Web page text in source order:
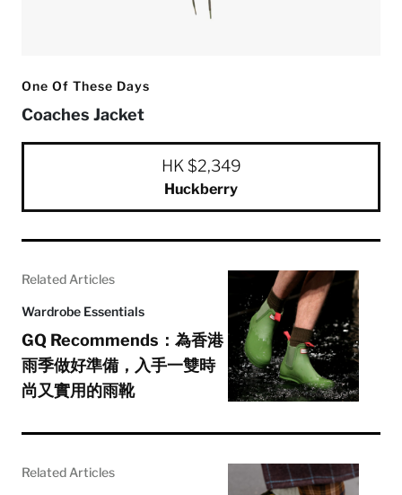
One Of These Days
Coaches Jacket
HK $2,349
Huckberry
Related Articles
Wardrobe Essentials
GQ Recommends：為香港
雨季做好準備，入手一雙時
尚又實用的雨靴
Related Articles